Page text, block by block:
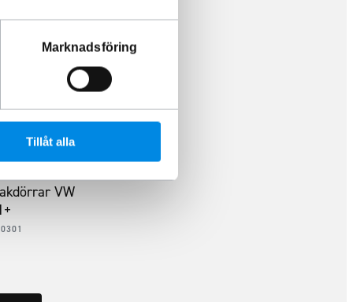
Marknadsföring
Tillåt alla
VW